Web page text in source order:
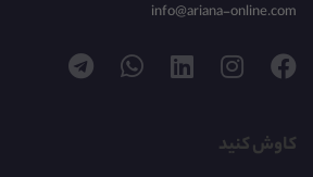
info@ariana-online.com
کاوش کنید